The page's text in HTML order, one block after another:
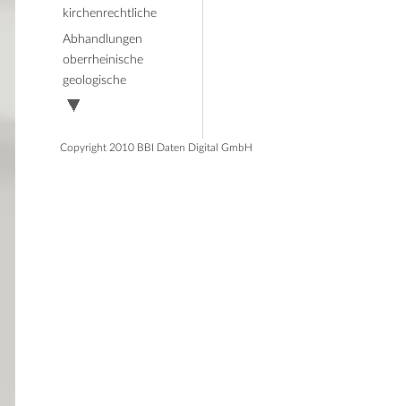
kirchenrechtliche
Abhandlungen
oberrheinische
geologische
Copyright 2010 BBI Daten Digital GmbH